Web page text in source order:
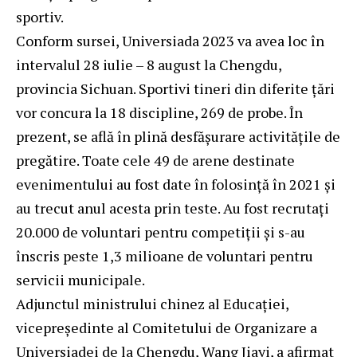
sportiv.
Conform sursei, Universiada 2023 va avea loc în
intervalul 28 iulie – 8 august la Chengdu,
provincia Sichuan. Sportivi tineri din diferite țări
vor concura la 18 discipline, 269 de probe. În
prezent, se află în plină desfășurare activitățile de
pregătire. Toate cele 49 de arene destinate
evenimentului au fost date în folosință în 2021 și
au trecut anul acesta prin teste. Au fost recrutați
20.000 de voluntari pentru competiții și s-au
înscris peste 1,3 milioane de voluntari pentru
servicii municipale.
Adjunctul ministrului chinez al Educației,
vicepreședinte al Comitetului de Organizare a
Universiadei de la Chengdu, Wang Jiayi, a afirmat